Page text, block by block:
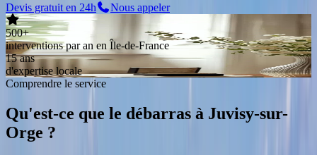
Devis gratuit en 24h
Nous appeler
500+
interventions par an en Île-de-France
15 ans
d'expertise locale
Comprendre le service
Qu'est-ce que le débarras à Juvisy-sur-
Orge ?